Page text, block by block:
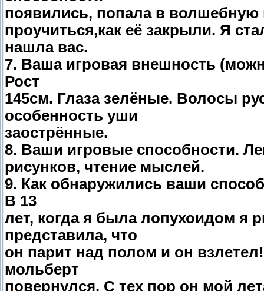
появились, попала в волшебную
проучиться,как её закрыли. Я
нашла вас.
7. Ваша игровая внешность
Рост
145см. Глаза зелёные. Волосы
особенность уши
заострённые.
8. Ваши игровые способности.
рисунков, чтение мыслей.
9. Как обнаружились ваши
В 13
лет, когда я была лопухоидом я
представила, что
он парит над полом и он
мольберт
повернулся. С тех пор он мой